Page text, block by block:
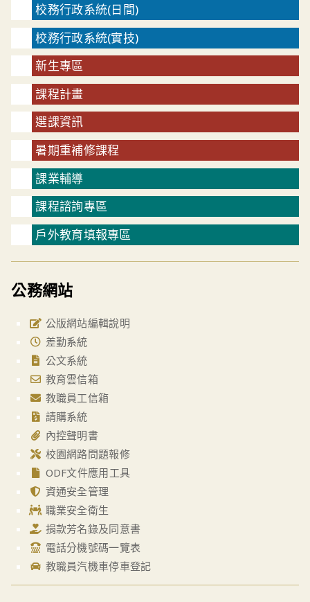
校務行政系統(日間)
校務行政系統(實技)
新生專區
課程計畫
選課資訊
暑期重補修課程
課業輔導
課程諮詢專區
戶外教育填報專區
公務網站
公版網站編輯說明
差勤系統
公文系統
教育雲信箱
教職員工信箱
請購系統
內控聲明書
校園網路問題報修
ODF文件應用工具
資通安全管理
職業安全衛生
捐款芳名錄及同意書
電話分機號碼一覽表
教職員汽機車停車登記